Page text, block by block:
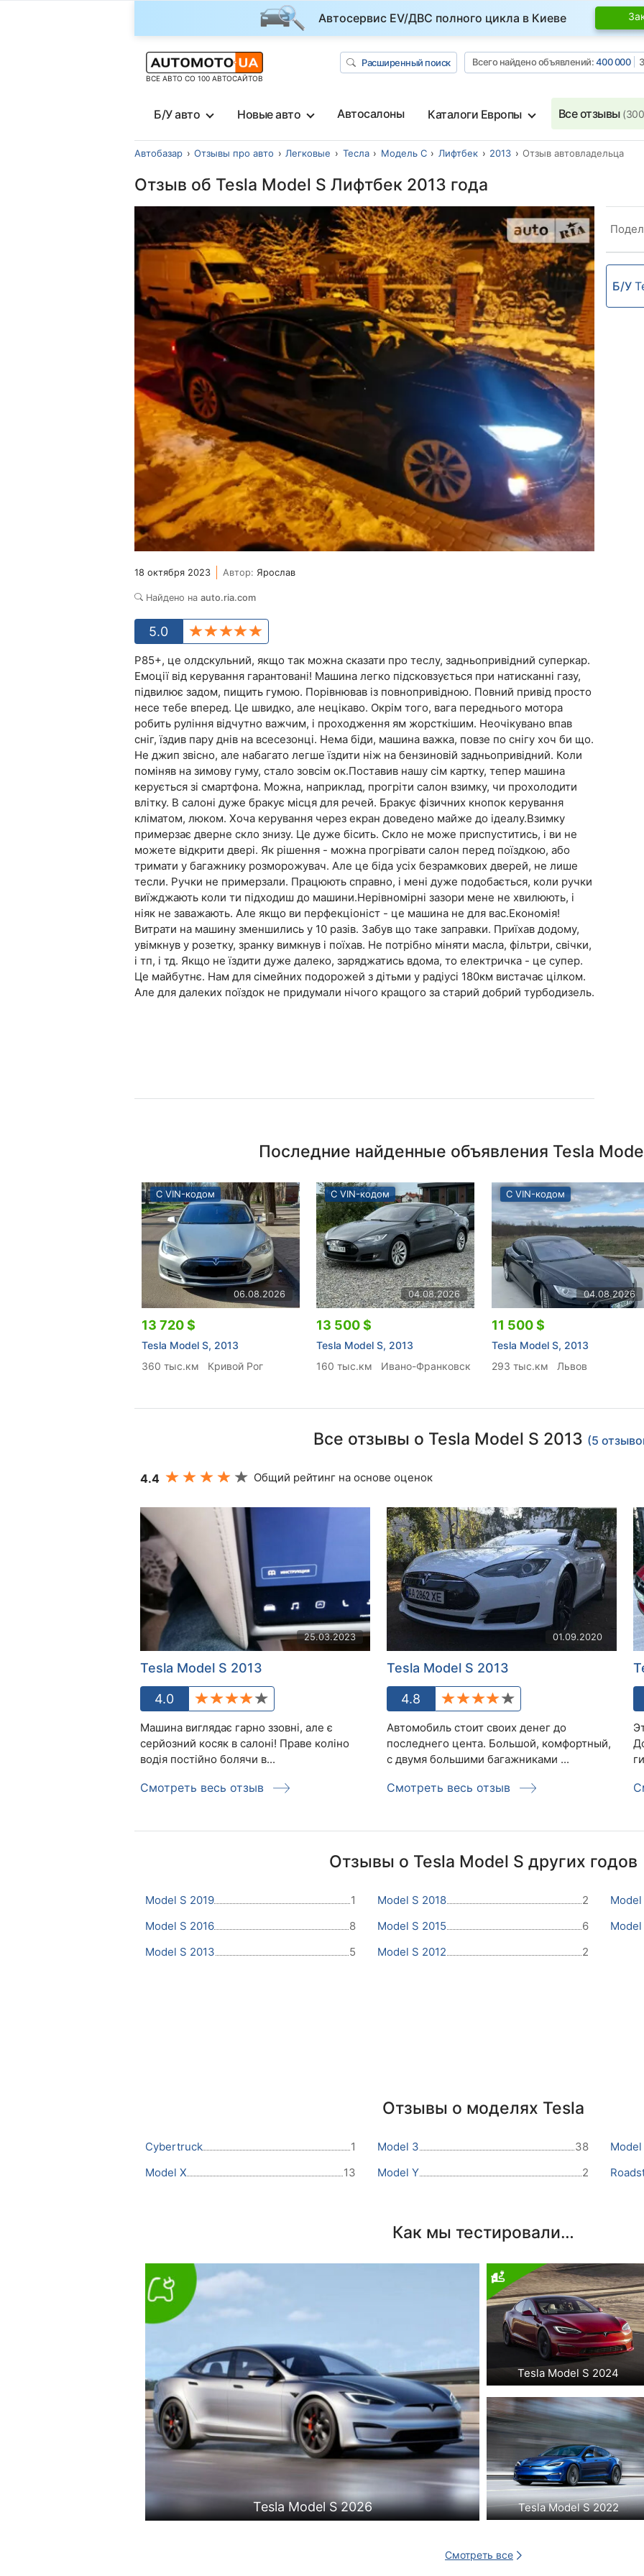
Автосервис EV/ДВС полного цикла в Киеве
ВСЕ АВТО СО 100 АВТОСАЙТОВ
Расширенный поиск Всего найдено объявлений:400 000
Б/У авто Новые авто Автосалоны Каталоги Европы Все отзывы
Автобазар Отзывы про авто Легковые Тесла Модель С Лифтбек 2013 Отзыв автовладельца
Отзыв об Tesla Model S Лифтбек 2013 года
18 октября 2023 Автор: Ярослав
Найдено на auto.ria.com
5.0
P85+, це олдскульний, якщо так можна сказати про теслу, задньопривідний суперкар.
Емоції від керування гарантовані! Машина легко підсковзується при натисканні газу,
підвилює задом, пищить гумою. Порівнював із повнопривідною. Повний привід просто
несе тебе вперед. Це швидко, але нецікаво. Окрім того, вага переднього мотора
робить руління відчутно важчим, і проходження ям жорсткішим. Неочікувано впав
сніг, їздив пару днів на всесезонці. Нема біди, машина важка, повзе по снігу хоч би що.
Не джип звісно, але набагато легше їздити ніж на бензиновій задньопривідний. Коли
поміняв на зимову гуму, стало зовсім ок.Поставив нашу сім картку, тепер машина
керується зі смартфона. Можна, наприклад, прогріти салон взимку, чи прохолодити
влітку. В салоні дуже бракує місця для речей. Бракує фізичних кнопок керування
кліматом, люком. Хоча керування через екран доведено майже до ідеалу.Взимку
примерзає дверне скло знизу. Це дуже бісить. Скло не може приспуститись, і ви не
можете відкрити двері. Як рішення - можна прогрівати салон перед поїздкою, або
тримати у багажнику розморожувач. Але це біда усіх безрамкових дверей, не лише
тесли. Ручки не примерзали. Працюють справно, і мені дуже подобається, коли ручки
виїжджають коли ти підходиш до машини.Нерівномірні зазори мене не хвилюють, і
ніяк не заважають. Але якщо ви перфекціоніст - це машина не для вас.Економія!
Витрати на машину зменшились у 10 разів. Забув що таке заправки. Приїхав додому,
увімкнув у розетку, зранку вимкнув і поїхав. Не потрібно міняти масла, фільтри, свічки,
і тп, і тд. Якщо не їздити дуже далеко, заряджатись вдома, то електричка - це супер.
Це майбутнє. Нам для сімейних подорожей з дітьми у радіусі 180км вистачає цілком.
Але для далеких поїздок не придумали нічого кращого за старий добрий турбодизель.
Б/У
Последние найденные объявления Tesla
С VIN-кодом
06.08.2026
13 720 $
Tesla Model S, 2013
360 тыс.км
Кривой Рог
С VIN-кодом
04.08.2026
13 500 $
Tesla Model S, 2013
160 тыс.км
Ивано-Франковск
С VIN-кодом
04.08.2026
11 500 $
Tesla Model S, 2013
293 тыс.км
Львов
Все отзывы о Tesla Model S 2013 (5
4.4 Общий рейтинг на основе оценок
25.03.2023
Tesla Model S 2013
4.0
Машина виглядає гарно ззовні, але є
серйозний косяк в салоні! Праве коліно
водія постійно болячи в...
Смотреть весь отзыв
01.09.2020
Tesla Model S 2013
4.8
Автомобиль стоит своих денег до
последнего цента. Большой, комфортный,
с двумя большими багажниками ...
Смотреть весь отзыв
Отзывы о Tesla Model S других годов
Model S 2019 1 Model S 2018 2 Model
Model S 2016
8 Model S 2015 6 Model
Model S 2013
5 Model S 2012 2
Отзывы о моделях Tesla
Cybertruck 1 Model 3 38 Model
Model X
13 Model Y 2
Как мы тестировали…
Tesla Model S 2026
Tesla Model S 2024
Tesla Model S 2022
Смотреть все